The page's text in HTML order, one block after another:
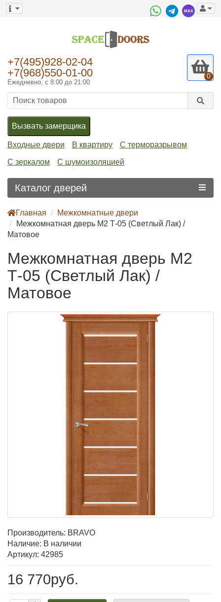
+7(495)928-02-04
+7(968)550-01-00
Ежедневно, с 8:00 до 21:00
0
Вызвать замерщика
Входные двери В квартиру С терморазрывом
С зеркалом С шумоизоляцией
Каталог дверей
Главная
Межкомнатные двери
Межкомнатная дверь М2 Т-05 (Светлый Лак) /
Матовое
Межкомнатная дверь М2
Т-05 (Светлый Лак) /
Матовое
Производитель: BRAVO
Наличие: В наличии
Артикул: 42985
16 770руб.